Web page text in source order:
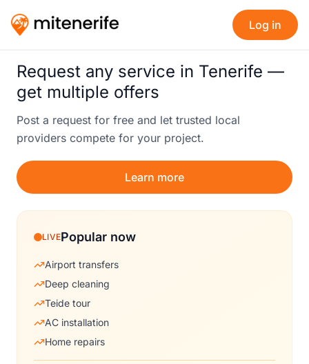
Log in
Request any service in Tenerife —
get multiple offers
Post a request for free and let trusted local
providers compete for your project.
Learn more
LIVEPopular now
Airport transfers
Deep cleaning
Teide tour
AC installation
Home repairs